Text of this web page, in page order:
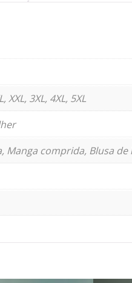
XXL, 3XL, 4XL, 5XL
Manga comprida, Blusa